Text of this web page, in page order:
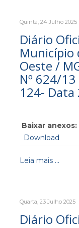
Quinta, 24 Julho 2025
Diário
Município
Oeste /
Nº 624/13
124-
Baixar anexos:
Download
Leia mais ...
Quarta, 23 Julho 2025
Diário